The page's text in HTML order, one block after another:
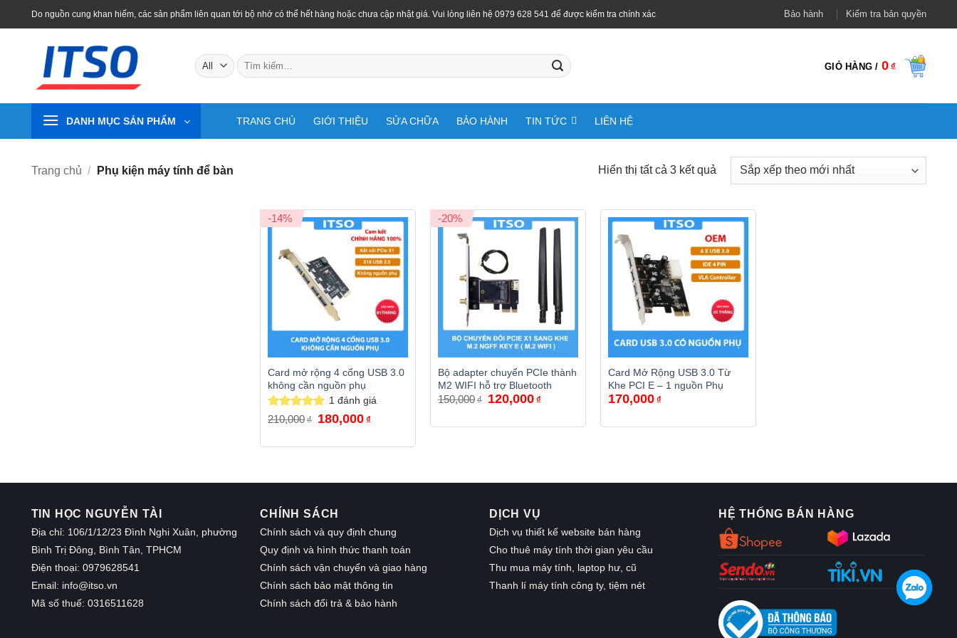
to
Do nguồn cung khan hiếm, các sản phẩm liên quan tới bộ nhớ có thể hết hàng hoặc chưa cập nhật giá. Vui lòng liên hệ 0979 628 541 để được kiểm tra chính xác Bảo hành Kiểm tra bản quyền
Tìm
kiếm:
GIỎ HÀNG / 0 ₫
DANH MỤC SẢN PHẨM TRANG CHỦ GIỚI THIỆU SỬA CHỮA BẢO HÀNH TIN TỨC LIÊN HỆ
Trang chủ / Phụ kiện máy tính để bàn Hiển thị tất cả 3 kết quả
sắp
theo
mới
nhất
-14%
Card mở rộng 4 cổng USB 3.0
không cần nguồn phụ
Được xếp
1 đánh giá
210,000 ₫ Giá
gốc
210,000₫.
180,000 ₫
là:
-20%
Bộ adapter chuyển PCIe thành
M2 WIFI hỗ trợ Bluetooth
150,000 ₫
Giá
gốc
150,000₫.
120,000 ₫
là:
Card Mở Rộng USB 3.0 Từ
Khe PCI E – 1 nguồn Phụ
170,000 ₫
TIN HỌC NGUYỄN TÀI
Địa chỉ: 106/1/12/23 Đình Nghi Xuân, phường
Bình Trị Đông, Bình Tân, TPHCM
Điện thoại: 0979628541
Email: info@itso.vn
Mã số thuế: 0316511628
CHÍNH SÁCH
Chính sách và quy định chung
Quy định và hình thức thanh toán
Chính sách vận chuyển và giao hàng
Chính sách bảo mật thông tin
Chính sách đổi trả & bảo hành
DỊCH VỤ
Dịch vụ thiết kế website bán hàng
Cho thuê máy tính thời gian yêu cầu
Thu mua máy tính, laptop hư, cũ
Thanh lí máy tính công ty, tiệm nét
HỆ THỐNG BÁN HÀNG